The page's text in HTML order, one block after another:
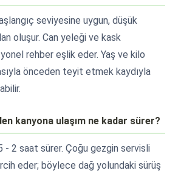
seviyesine uygun, düşük
oluşur. Can yeleği ve kask
rehber eşlik eder. Yaş ve kilo
önceden teyit etmek kaydıyla
kanyona ulaşım ne kadar sürer?
- 2 saat sürer. Çoğu gezgin servisli
eder; böylece dağ yolundaki sürüş